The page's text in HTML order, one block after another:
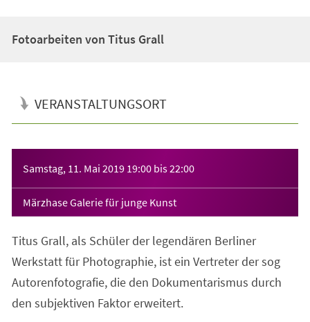
Fotoarbeiten von Titus Grall
VERANSTALTUNGSORT
Samstag, 11. Mai 2019 19:00 bis22:00
Märzhase Galerie für junge Kunst
Titus Grall, als Schüler der legendären Berliner
Werkstatt für Photographie, ist ein Vertreter der sog
Autorenfotografie, die den Dokumentarismus durch
den subjektiven Faktor erweitert.